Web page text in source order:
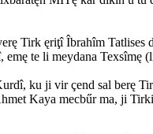
Tirk ęriţî Îbrahîm Tatlises
te li meydana Texsîmę
ku ji vir çend sal berę
Kaya mecbűr ma, ji